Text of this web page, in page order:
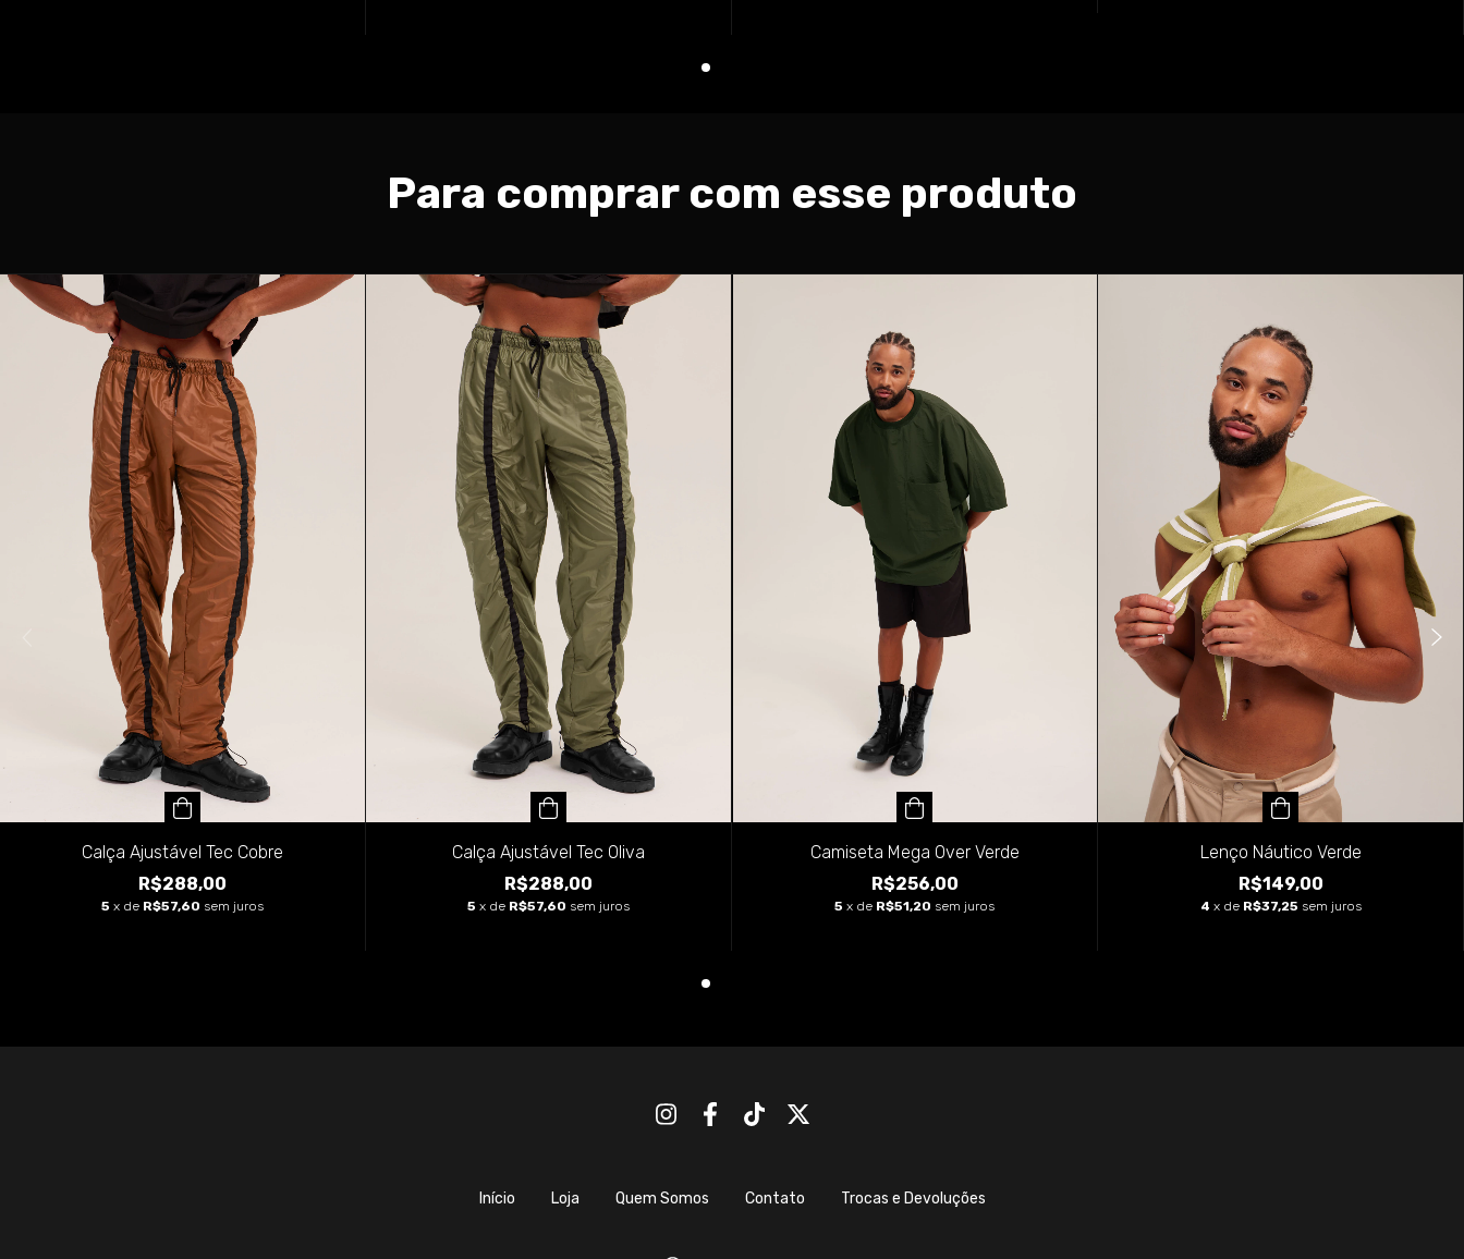
Para comprar com esse produto
Calça Ajustável Tec Cobre
R$288,00
5 x de R$57,60 sem juros
Calça Ajustável Tec Oliva
R$288,00
5 x de R$57,60 sem juros
Camiseta Mega Over Verde
R$256,00
5 x de R$51,20 sem juros
Lenço Náutico Verde
R$149,00
4 x de R$37,25 sem juros
Início Loja Quem Somos Contato Trocas e Devoluções